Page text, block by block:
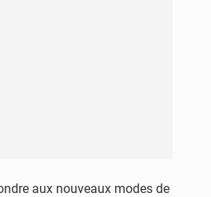
aux nouveaux modes de